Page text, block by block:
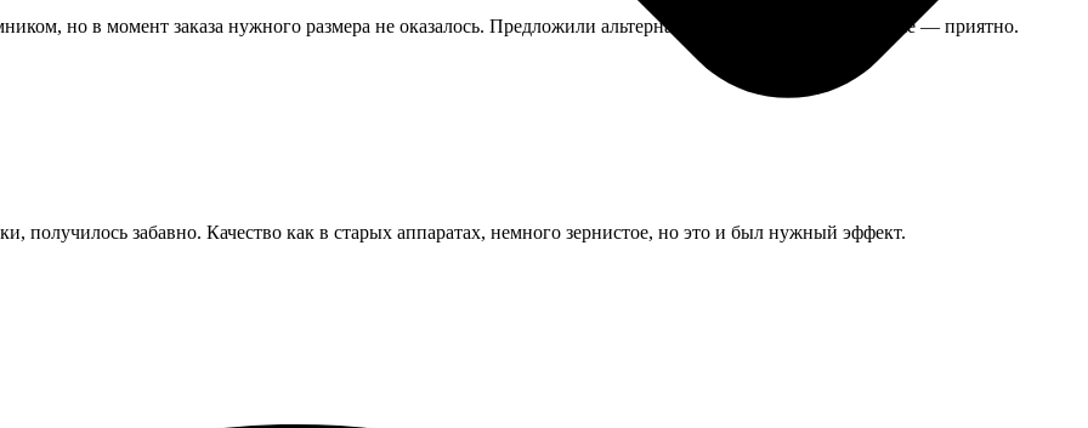
но в момент заказа нужного размера не оказалось. Предложили альтернативу, сделали на день раньше — приятно.
получилось забавно. Качество как в старых аппаратах, немного зернистое, но это и был нужный эффект.